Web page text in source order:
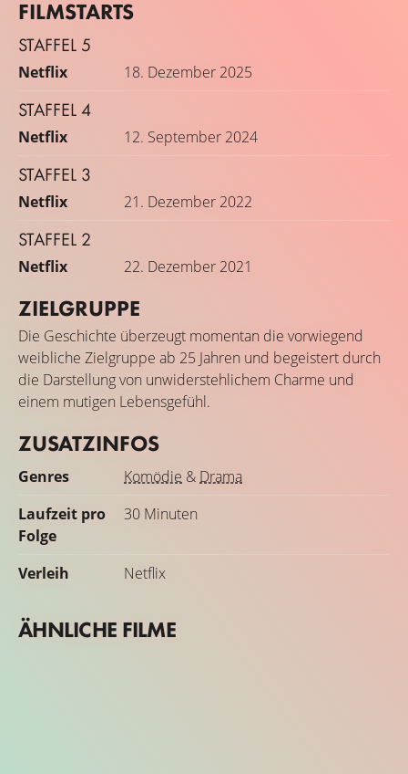
FILMSTARTS
STAFFEL 5
Netflix 18. Dezember 2025
STAFFEL 4
Netflix 12. September 2024
STAFFEL 3
Netflix 21. Dezember 2022
STAFFEL 2
Netflix 22. Dezember 2021
ZIELGRUPPE
Die Geschichte überzeugt momentan die vorwiegend
weibliche Zielgruppe ab 25 Jahren und begeistert durch
die Darstellung von unwiderstehlichem Charme und
einem mutigen Lebensgefühl.
ZUSATZINFOS
Genres Komödie & Drama
Laufzeit pro
Folge
30 Minuten
Verleih Netflix
ÄHNLICHE FILME